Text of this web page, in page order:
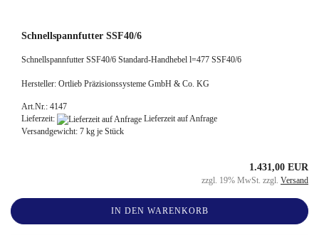
Schnellspannfutter SSF40/6
Schnellspannfutter SSF40/6 Standard-Handhebel l=477 SSF40/6
Hersteller: Ortlieb Präzisionssysteme GmbH & Co. KG
Art.Nr.: 4147
Lieferzeit:
Lieferzeit auf Anfrage
Versandgewicht: 7 kg je Stück
1.431,00 EUR
zzgl. 19% MwSt. zzgl. Versand
IN DEN WARENKORB